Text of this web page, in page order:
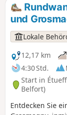
und
Lokale
12,17 km
4:30 Std.
Start in
Belfort)
Entdecken Sie